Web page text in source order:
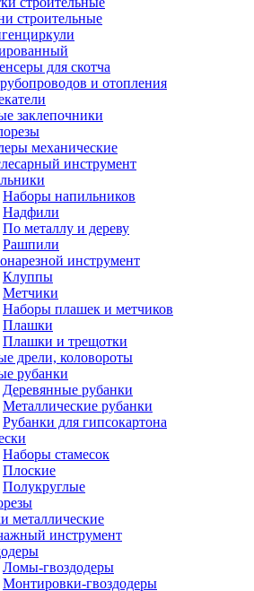
строительные
для скотча
и отопления
заклепочники
механические
инструмент
Наборы напильников
Надфили
По металлу и дереву
Рашпили
инструмент
Клуппы
Метчики
Наборы плашек и метчиков
Плашки
Плашки и трещотки
дрели, коловороты
рубанки
Деревянные рубанки
Металлические рубанки
Рубанки для гипсокартона
Наборы стамесок
Плоские
Полукруглые
металлические
инструмент
Ломы-гвоздодеры
Монтировки-гвоздодеры